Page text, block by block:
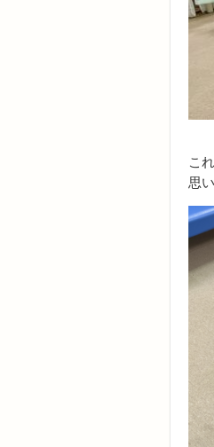
こ
思